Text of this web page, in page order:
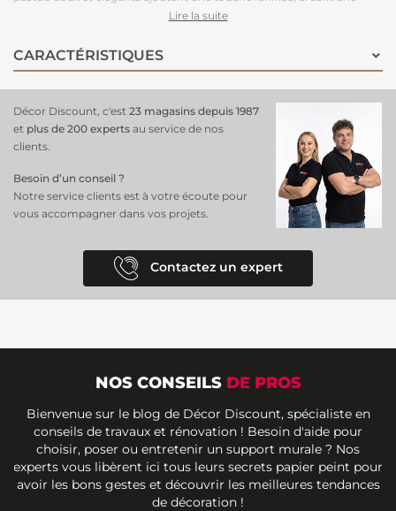
atmosphère fraîche et apaisante dans chaque pièce.
apporte une connexion apaisante à la nature tout en ajoutant une
dimension artistique à votre décoration intérieure. Cepapier peint
murs en une toile tranquille, invitant à la détente et à la
Lire la suite
CARACTÉRISTIQUES
Décor Discount, c'est 23 magasins depuis 1987
et plus de 200 experts au service de nos
clients.
Besoin d’un conseil ?
Notre service clients est à votre écoute pour
vous accompagner dans vos projets.
Contactez un expert
NOS CONSEILS DE PROS
Bienvenue sur le blog de Décor Discount, spécialiste en
conseils de travaux et rénovation ! Besoin d'aide pour
choisir, poser ou entretenir un support murale ? Nos
experts vous libèrent ici tous leurs secrets papier peint pour
avoir les bons gestes et découvrir les meilleures tendances
de décoration !